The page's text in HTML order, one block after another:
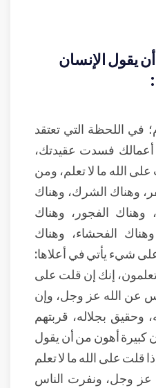
يقول الإنسان
في اللحظة التي تعتقد
أعمالك فسدت عقيدتك،
الله ما لا تعلم، ومن
وهناك الشرك، وهناك
وهناك الفجور، وهناك
وهناك الفحشاء، وهناك
شيء يأتي في أعلاها:
تعلمون، إنك إن قلت على
عن الله عز وجل، وإن
وحقيق بجلاله، قربتهم
كبيرة أهون من أن يقول
قلت على الله ما لا تعلم
عز وجل، ونفرت الناس